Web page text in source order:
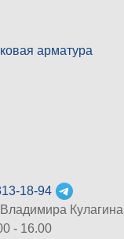
арматура
18-94
- 16.00